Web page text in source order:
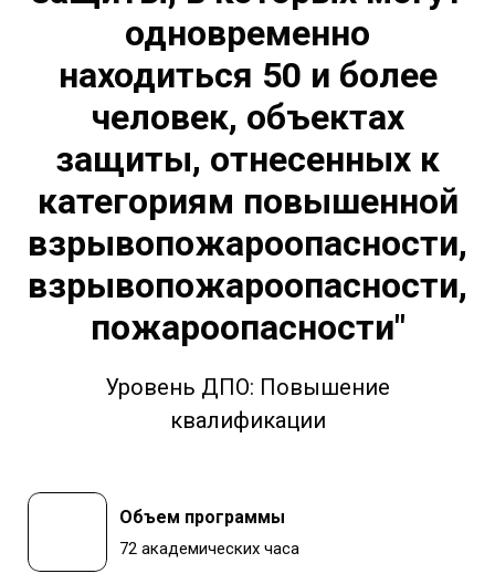
одновременно
находиться 50 и более
человек, объектах
защиты, отнесенных к
категориям повышенной
взрывопожароопасности,
взрывопожароопасности,
пожароопасности"
Уровень ДПО: Повышение
квалификации
Объем программы
72 академических часа